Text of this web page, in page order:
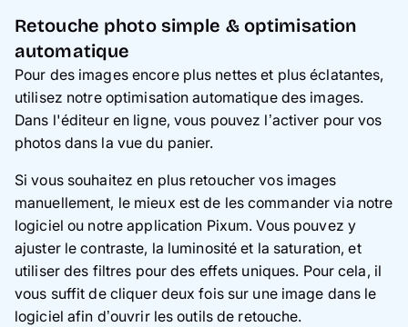
Retouche photo simple & optimisation
automatique
Pour des images encore plus nettes et plus éclatantes,
utilisez notre optimisation automatique des images.
Dans l'éditeur en ligne, vous pouvez l’activer pour vos
photos dans la vue du panier.
Si vous souhaitez en plus retoucher vos images
manuellement, le mieux est de les commander via notre
logiciel ou notre application Pixum. Vous pouvez y
ajuster le contraste, la luminosité et la saturation, et
utiliser des filtres pour des effets uniques. Pour cela, il
vous suffit de cliquer deux fois sur une image dans le
logiciel afin d’ouvrir les outils de retouche.